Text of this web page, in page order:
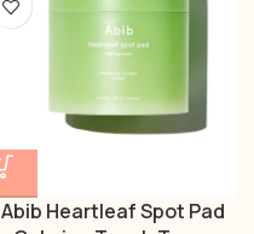
Abib Heartleaf Spot Pad